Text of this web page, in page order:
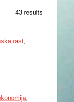
43 results
rast,
,